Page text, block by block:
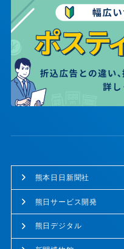
熊本日日新聞社
熊日サービス開発
熊日デジタル